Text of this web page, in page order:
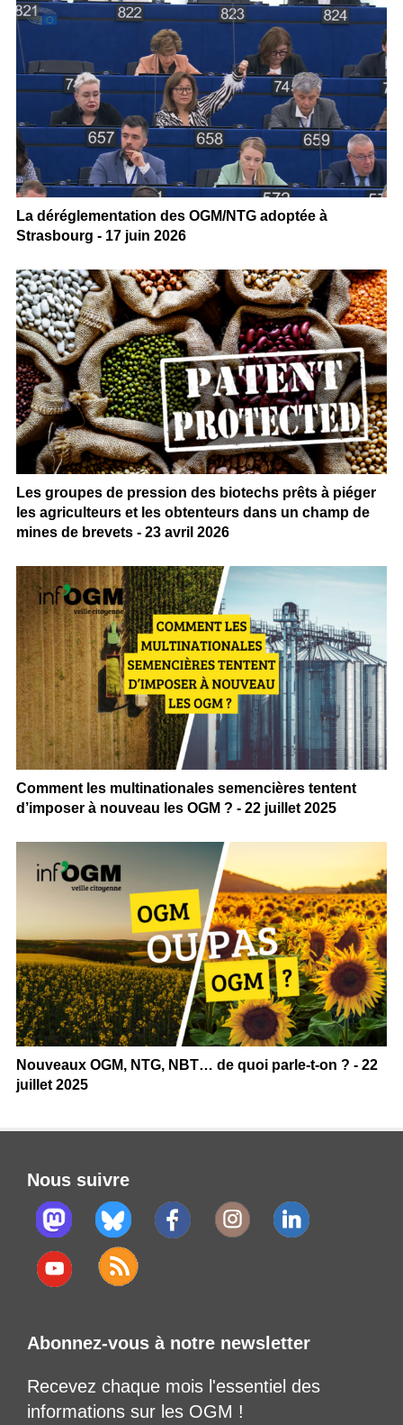
La déréglementation des OGM/NTG adoptée à
Strasbourg - 17 juin 2026
Les groupes de pression des biotechs prêts à piéger
les agriculteurs et les obtenteurs dans un champ de
mines de brevets - 23 avril 2026
Comment les multinationales semencières tentent
d’imposer à nouveau les OGM ? - 22 juillet 2025
Nouveaux OGM, NTG, NBT… de quoi parle-t-on ? - 22
juillet 2025
Nous suivre
Abonnez-vous à notre newsletter
Recevez chaque mois l'essentiel des
informations sur les OGM !